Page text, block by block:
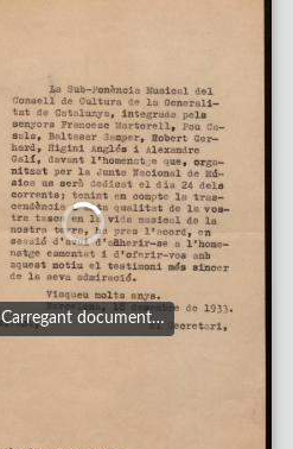
Carregant document…